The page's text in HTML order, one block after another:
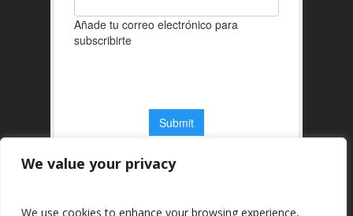
We value your privacy
We use cookies to enhance your browsing experience,